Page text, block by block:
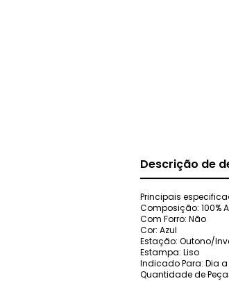
Descrição de
Principais
Composição: 100%
Com Forro: Não
Cor: Azul
Estação: Outono/
Estampa: Liso
Indicado Para: Dia a
Quantidade de